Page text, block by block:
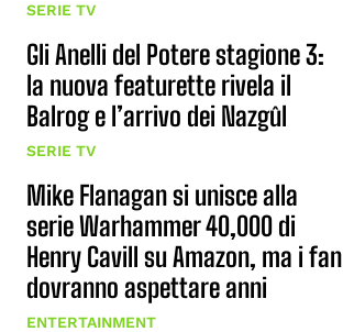
SERIE TV
Gli Anelli del Potere stagione 3:
la nuova featurette rivela il
Balrog e l’arrivo dei Nazgûl
SERIE TV
Mike Flanagan si unisce alla
serie Warhammer 40,000 di
Henry Cavill su Amazon, ma i fan
dovranno aspettare anni
ENTERTAINMENT